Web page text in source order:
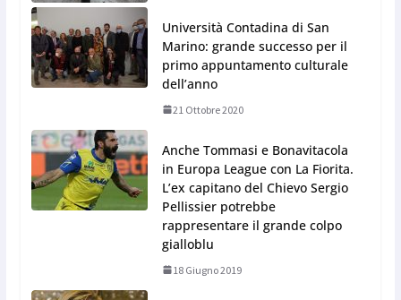
Università Contadina di San
Marino: grande successo per il
primo appuntamento culturale
dell’anno
21 Ottobre 2020
Anche Tommasi e Bonavitacola
in Europa League con La Fiorita.
L’ex capitano del Chievo Sergio
Pellissier potrebbe
rappresentare il grande colpo
gialloblu
18 Giugno 2019